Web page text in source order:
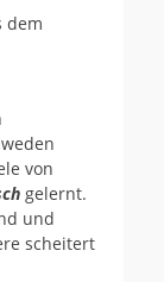
dem
von
gelernt.
und
scheitert